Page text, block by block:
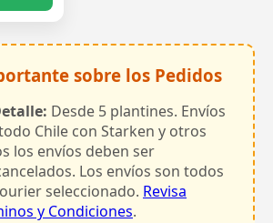
sobre los Pedidos
Desde 5 plantines. Envíos
Chile con Starken y otros
los envíos deben ser
Los envíos son todos
seleccionado. Revisa
y Condiciones.